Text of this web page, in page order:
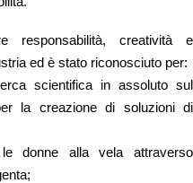
responsabilità, creatività e
ed è stato riconosciuto per:
scientifica in assoluto sul
la creazione di soluzioni di
donne alla vela attraverso